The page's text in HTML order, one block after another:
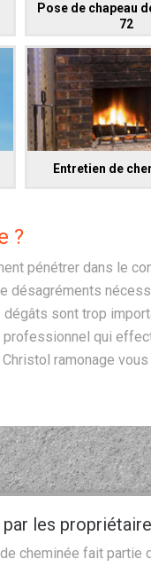
Pose de chapeau
72
Entretien de
?
pénétrer dans le
désagréments
sont trop
professionnel qui
ramonage vous
les
cheminée fait partie